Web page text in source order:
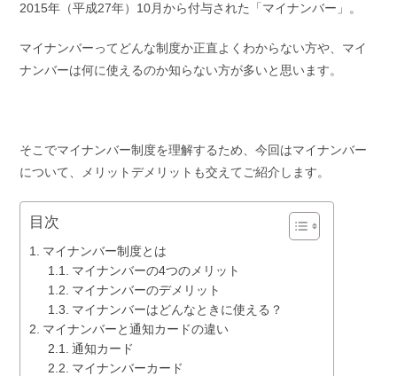
2015年（平成27年）10月から付与された「マイナンバー」。
マイナンバーってどんな制度か正直よくわからない方や、マイ
ナンバーは何に使えるのか知らない方が多いと思います。
そこでマイナンバー制度を理解するため、今回はマイナンバー
について、メリットデメリットも交えてご紹介します。
目次
マイナンバー制度とは
マイナンバーの4つのメリット
マイナンバーのデメリット
マイナンバーはどんなときに使える？
マイナンバーと通知カードの違い
通知カード
マイナンバーカード